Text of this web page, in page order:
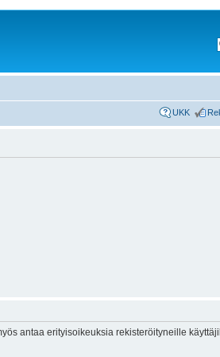
UKK
antaa erityisoikeuksia rekisteröityneille